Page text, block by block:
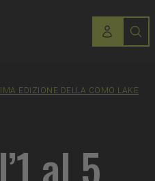
EDIZIONE DELLA COMO LAKE
al 5